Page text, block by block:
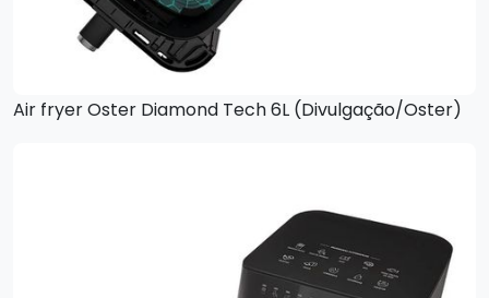
Air fryer Oster Diamond Tech 6L (Divulgação/Oster)